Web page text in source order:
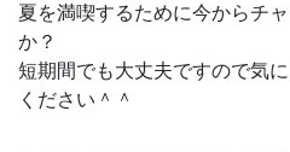
夏を満喫するために今からチ
か？
短期間でも大丈夫ですので気
ください＾＾